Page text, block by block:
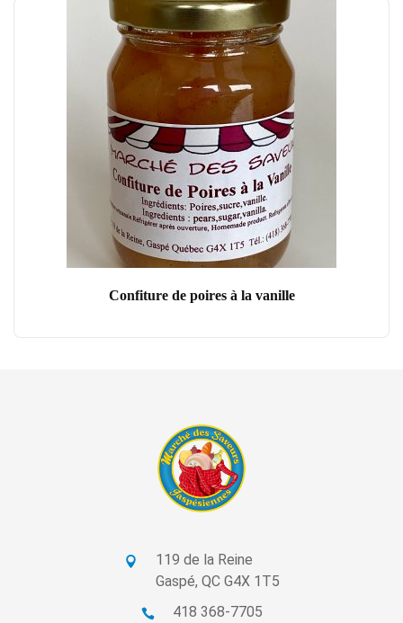
Confiture de poires à la vanille
119 de la Reine
Gaspé, QC G4X 1T5
418 368-7705